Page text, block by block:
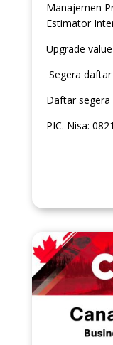
Manajemen
Estimator
Upgrade
Segera
Daftar
PIC. Nisa: